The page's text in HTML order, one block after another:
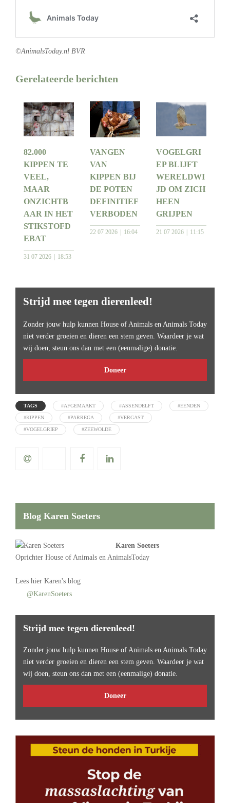
©AnimalsToday.nl BVR
Gerelateerde berichten
82.000
KIPPEN TE
VEEL,
MAAR
ONZICHTB
AAR IN HET
STIKSTOFD
EBAT
31 07 2026 18:53
VANGEN
VAN
KIPPEN BIJ
DE POTEN
DEFINITIEF
VERBODEN
22 07 2026 16:04
VOGELGRI
EP BLIJFT
WERELDWI
JD OM ZICH
HEEN
GRIJPEN
21 07 2026 11:15
Strijd mee tegen dierenleed!
Zonder jouw hulp kunnen House of Animals en Animals Today
niet verder groeien en dieren een stem geven. Waardeer je wat
wij doen, steun ons dan met een (eenmalige) donatie.
Doneer
TAGS #AFGEMAAKT #ASSENDELFT #EENDEN
#KIPPEN #PARREGA #VERGAST
#VOGELGRIEP #ZEEWOLDE
Blog Karen Soeters
Karen Soeters
Oprichter House of Animals en AnimalsToday
Lees hier Karen's blog
@KarenSoeters
Strijd mee tegen dierenleed!
Zonder jouw hulp kunnen House of Animals en Animals Today
niet verder groeien en dieren een stem geven. Waardeer je wat
wij doen, steun ons dan met een (eenmalige) donatie.
Doneer